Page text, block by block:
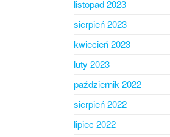
listopad 2023
sierpień 2023
kwiecień 2023
luty 2023
październik 2022
sierpień 2022
lipiec 2022